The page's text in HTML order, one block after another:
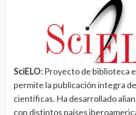
SciELO: Proyecto de biblioteca
permite la publicación íntegra
científicas. Ha desarrollado
con distintos países